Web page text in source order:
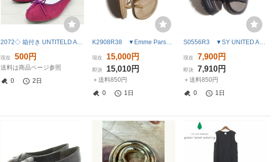
2072◇ 箱付き UNTITELD ARROWS GREEN LABEL RELAXING ユナイテッドアローズ フラットシューズ サイズ22.5cm パープル系 レディース
現在 500円
送料は商品ページ参照
0
2日
K2908R38 ▼Emme Parsons エマパーソンズ▼ FUSSBETT SDL レザー フラット サンダル ベージュ 38/24cm ユナイテッドアローズ 春夏
現在 15,000円
即決 15,010円
＋送料850円
0
1日
S0556R3 ▼SY UNITED ARROWS ユナイテッドアローズ▼ ネオプレーン ビジュー サンダル ブラウン M/23cm 厚底 ベルクロストラップ 春夏
現在 7,900円
即決 7,910円
＋送料850円
0
1日